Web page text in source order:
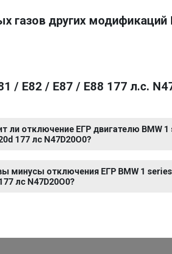
газов других модификаций
/ E82 / E87 / E88 177 л.с.
ли отключение ЕГР двигателю BMW 1
177 лс N47D20O0?
минусы отключения ЕГР BMW 1 series
лс N47D20O0?